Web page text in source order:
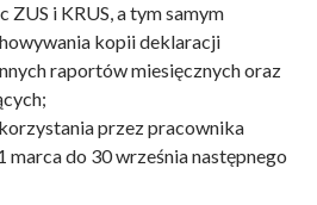
ZUS i KRUS, a tym samym
kopii deklaracji
raportów miesięcznych oraz
przez pracownika
marca do 30 września następnego